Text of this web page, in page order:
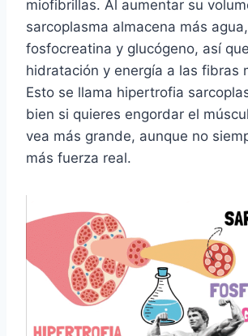
miofibrillas. Al aumentar su
sarcoplasma almacena más agua,
fosfocreatina y glucógeno, así
hidratación y energía a las fibras
Esto se llama hipertrofia
bien si quieres engordar el
vea más grande, aunque no
más fuerza real.